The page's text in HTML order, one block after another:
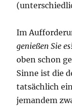
Im
genießen Sie
oben schon
Sinne ist die
tatsächlich
jemandem